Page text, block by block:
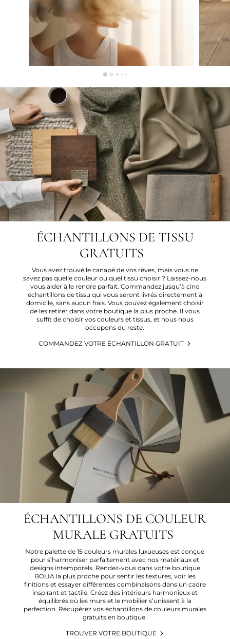
ÉCHANTILLONS DE TISSU
GRATUITS
Vous avez trouvé le canapé de vos rêves, mais vous ne
savez pas quelle couleur ou quel tissu choisir ? Laissez-nous
vous aider à le rendre parfait. Commandez jusqu’à cinq
échantillons de tissu qui vous seront livrés directement à
domicile, sans aucun frais. Vous pouvez également choisir
de les retirer dans votre boutique la plus proche. Il vous
suffit de choisir vos couleurs et tissus, et nous nous
occupons du reste.
COMMANDEZ VOTRE ÉCHANTILLON GRATUIT
ÉCHANTILLONS DE COULEUR
MURALE GRATUITS
Notre palette de 15 couleurs murales luxueuses est conçue
pour s’harmoniser parfaitement avec nos matériaux et
designs intemporels. Rendez-vous dans votre boutique
BOLIA la plus proche pour sentir les textures, voir les
finitions et essayer différentes combinaisons dans un cadre
inspirant et tactile. Créez des intérieurs harmonieux et
équilibrés où les murs et le mobilier s’unissent à la
perfection. Récupérez vos échantillons de couleurs murales
gratuits en boutique.
TROUVER VOTRE BOUTIQUE